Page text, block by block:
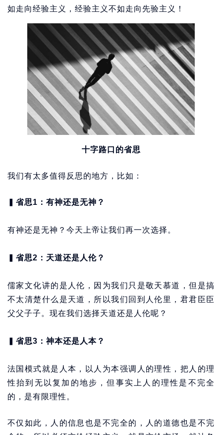
如走向经验主义，经验主义不如走向先验主义！
十字路口的省思
我们有太多值得反思的地方，比如：
省思1：有神还是无神？
有神还是无神？今天上帝让我们再一次选择。
省思2：天道还是人伦？
儒家文化讲的是人伦，因为我们只是敬天慕道，但是搞
不太清楚什么是天道，所以我们回到人伦里，君君臣臣
父父子子。现在我们选择天道还是人伦呢？
省思3：神本还是人本？
法国模式就是人本，以人为本强调人的理性，把人的理
性抬到无以复加的地步，但事实上人的理性是不完全
的，是有限理性。
不仅如此，人的信息也是不完全的，人的道德也是不完